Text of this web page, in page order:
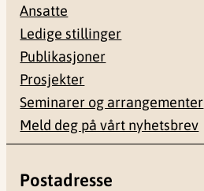
Ansatte
Ledige stillinger
Publikasjoner
Prosjekter
Seminarer og arrangementer
Meld deg på vårt nyhetsbrev
Postadresse